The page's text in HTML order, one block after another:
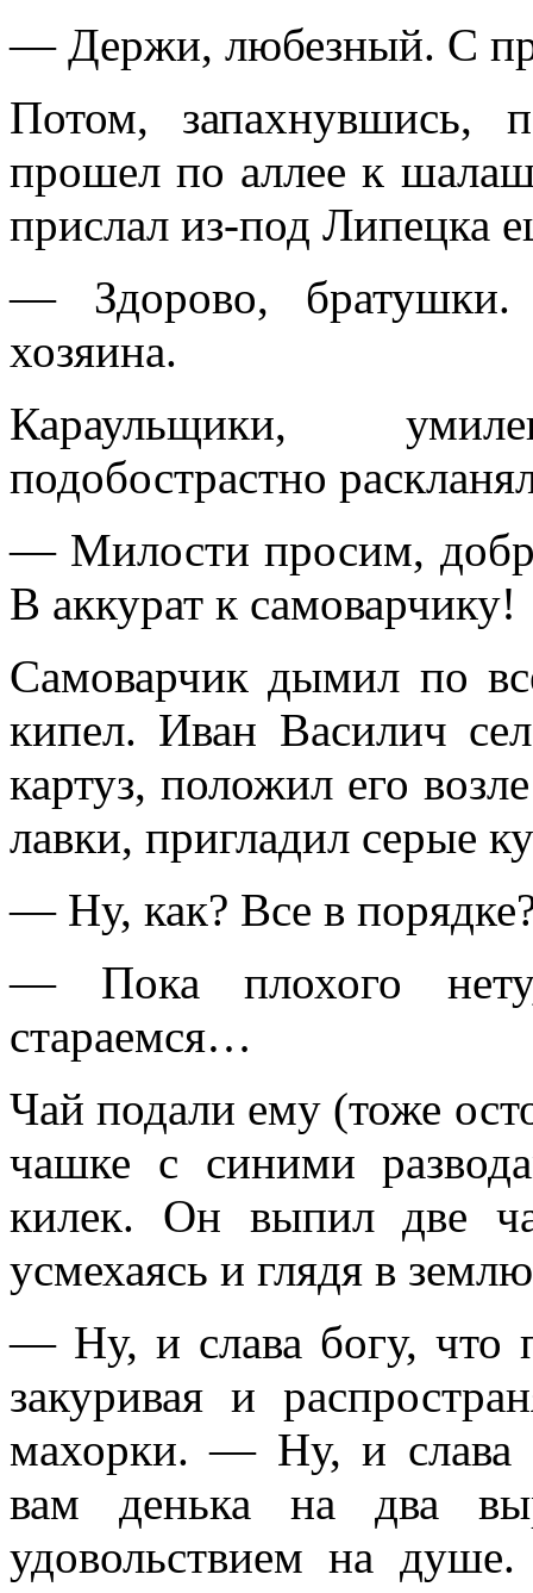
— Держи, любезный. С
Потом, запахнувшись,
прошел по аллее к
прислал из-под Липецка
— Здорово,
хозяина.
Караульщики,
подобострастно
— Милости просим,
В аккурат к самоварчику!
Самоварчик дымил по
кипел. Иван Василич
картуз, положил его
лавки, пригладил серые
— Ну, как? Все в
— Пока плохого
стараемся…
Чай подали ему (тоже
чашке с синими
килек. Он выпил две
усмехаясь и глядя в
— Ну, и слава богу, что
закуривая и
махорки. — Ну, и слава
вам денька на два
удовольствием на